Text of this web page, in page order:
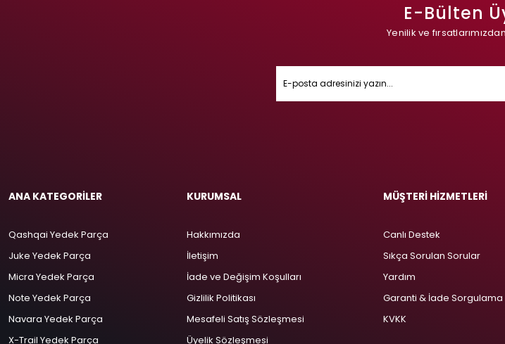
E-Bülten
Yenilik ve
ANA KATEGORİLER
Qashqai Yedek Parça
Juke Yedek Parça
Micra Yedek Parça
Note Yedek Parça
Navara Yedek Parça
X-Trail Yedek Parça
KURUMSAL
Hakkımızda
İletişim
İade ve Değişim Koşulları
Gizlilik Politikası
Mesafeli Satış Sözleşmesi
Üyelik Sözleşmesi
MÜŞTERİ HİZMETLERİ
Canlı Destek
Sıkça Sorulan Sorular
Yardım
Garanti & İade Sorgulama
KVKK